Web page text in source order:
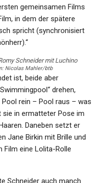
gemeinsamen Films
in dem der spätere
spricht (synchronisiert
Schneider mit Luchino
Nicolas Mahler/btb
ist, beide aber
drehen,
Pool rein – Pool raus – was
sie in ermatteter Pose im
Daneben setzt er
Jane Birkin mit Brille und
Film eine Lolita-Rolle
Schneider auch manch